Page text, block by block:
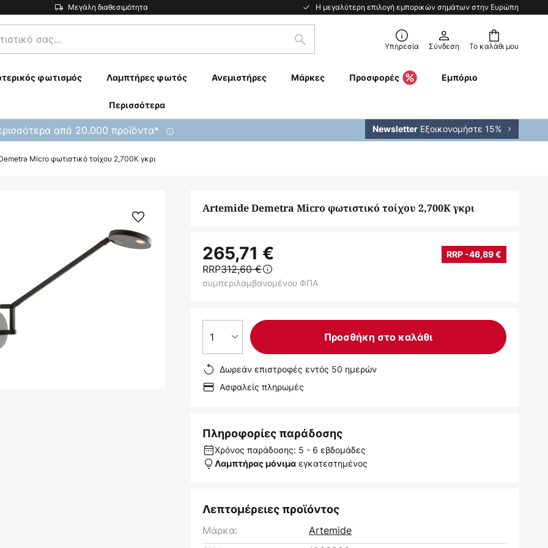
Μεγάλη διαθεσιμότητα Η μεγαλύτερη επιλογή εμπορικών σημάτων στην Ευρώπη
Το καλάθι μου
Αναζήτηση Υπηρεσία Σύνδεση
φωτισμός Λαμπτήρες φωτός Ανεμιστήρες Μάρκες Προσφορές Εμπόριο
Περισσότερα
από 20.000 προϊόντα* Newsletter Εξοικονομήστε 15%
Micro φωτιστικό τοίχου 2,700K γκρι
Artemide Demetra Micro φωτιστικό τοίχου 2,700K γκρι
265,71 € RRP -46,89 €
RRP312,60 €
συμπεριλαμβανομένου ΦΠΑ
1 Προσθήκη στο καλάθι
Δωρεάν επιστροφές εντός 50 ημερών
Ασφαλείς πληρωμές
Πληροφορίες παράδοσης
Χρόνος παράδοσης: 5 - 6 εβδομάδες
Λαμπτήρας μόνιμα εγκατεστημένος
Λεπτομέρειες προϊόντος
Μάρκα:
Artemide